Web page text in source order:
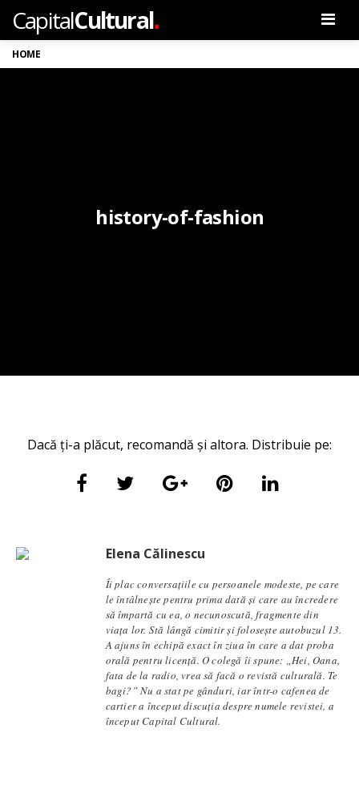
CapitalCultural.
HOME
history-of-fashion
Dacă ți-a plăcut, recomandă și altora. Distribuie pe:
Elena Călinescu
Îi plac conversaţiile cu persoanele modeste, pe care
le întâlneşte pentru prima dată şi care au încredere
să împartă cu ea, o necunoscută, fragmente din
viaţa lor. Stă lângă cimitir și foloseşte autobuzul 13.
A ajuns în echipă exact în ziua în care a dat proba
orală pentru licență. O colegă îi spune: „Hei, Oana,
fata de la radio, vrea să facă o revistă culturală. Te
bagi?” Nu a stat pe gânduri, iar într-o cafenea de
cartier a început discuția despre numele revistei, a
început Capital Cultural.